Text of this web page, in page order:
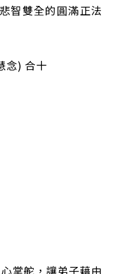
智雙全的圓滿正法
念) 合十
掌舵，讓弟子藉由